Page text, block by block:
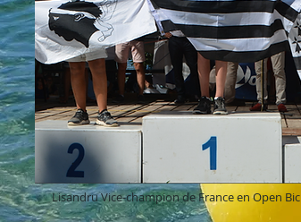
Lisandru Vice-champion de France en Open Bic